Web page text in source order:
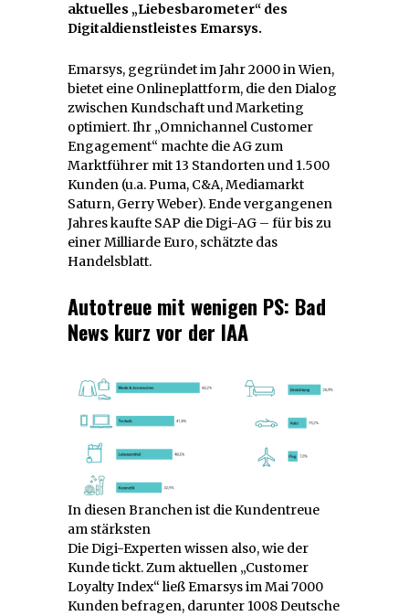
aktuelles „Liebesbarometer“ des
Digitaldienstleistes Emarsys.
Emarsys, gegründet im Jahr 2000 in Wien,
bietet eine Onlineplattform, die den Dialog
zwischen Kundschaft und Marketing
optimiert. Ihr „Omnichannel Customer
Engagement“ machte die AG zum
Marktführer mit 13 Standorten und 1.500
Kunden (u.a. Puma, C&A, Mediamarkt
Saturn, Gerry Weber). Ende vergangenen
Jahres kaufte SAP die Digi-AG – für bis zu
einer Milliarde Euro, schätzte das
Handelsblatt.
Autotreue mit wenigen PS: Bad
News kurz vor der IAA
In diesen Branchen ist die Kundentreue
am stärksten
Die Digi-Experten wissen also, wie der
Kunde tickt. Zum aktuellen „Customer
Loyalty Index“ ließ Emarsys im Mai 7000
Kunden befragen, darunter 1008 Deutsche